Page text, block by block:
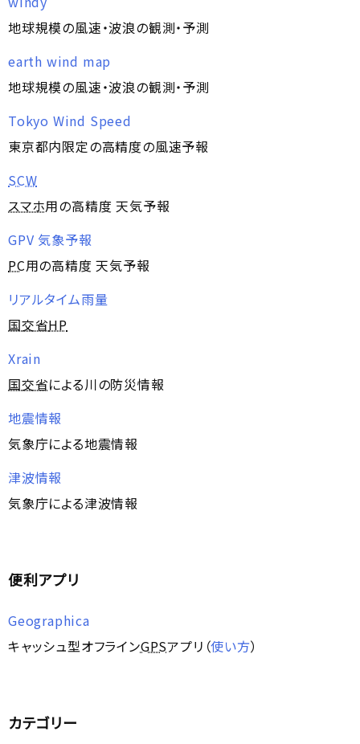
地球規模の風速・波浪の観測・予測
earth wind map
地球規模の風速・波浪の観測・予測
Tokyo Wind Speed
東京都内限定の高精度の風速予報
SCW
スマホ用の高精度 天気予報
GPV 気象予報
PC用の高精度 天気予報
リアルタイム雨量
国交省HP
Xrain
国交省による川の防災情報
地震情報
気象庁による地震情報
津波情報
気象庁による津波情報
便利アプリ
Geographica
キャッシュ型オフラインGPSアプリ（使い方）
カテゴリー